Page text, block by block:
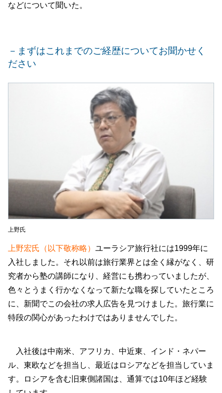
などについて聞いた。
－まずはこれまでのご経歴についてお聞かせく
ださい
上野氏
上野宏氏（以下敬称略） ユーラシア旅行社には1999年に
入社しました。それ以前は旅行業界とは全く縁がなく、研
究者から塾の講師になり、経営にも携わっていましたが、
色々とうまく行かなくなって新たな職を探していたところ
に、新聞でこの会社の求人広告を見つけました。旅行業に
特段の関心があったわけではありませんでした。
入社後は中南米、アフリカ、中近東、インド・ネパー
ル、東欧などを担当し、最近はロシアなどを担当していま
す。ロシアを含む旧東側諸国は、通算では10年ほど経験